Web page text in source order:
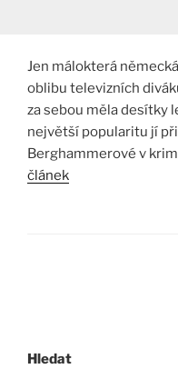
Jen málokterá
oblibu televizních
za sebou měla desítky
největší popularitu jí
Berghammerové v
článek
Hledat